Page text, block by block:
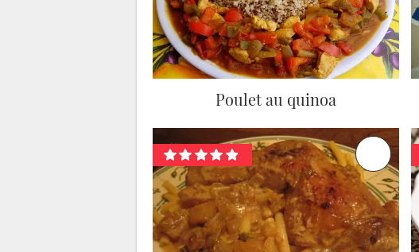
Poulet au quinoa